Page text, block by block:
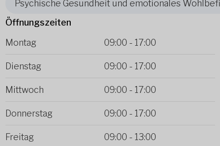
Psychische Gesundheit und emotionales
Öffnungszeiten
Montag
09:00 - 17:00
Dienstag 09:00 - 17:00
Mittwoch 09:00 - 17:00
Donnerstag 09:00 - 17:00
Freitag 09:00 - 13:00